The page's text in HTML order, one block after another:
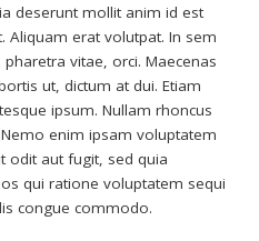
deserunt mollit anim id est
Aliquam erat volutpat. In sem
vitae, orci. Maecenas
ut, dictum at dui. Etiam
ipsum. Nullam rhoncus
enim ipsam voluptatem
odit aut fugit, sed quia
qui ratione voluptatem sequi
congue commodo.